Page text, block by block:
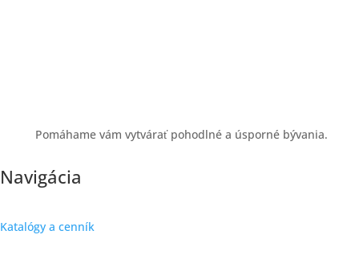
Pomáhame vám vytvárať pohodlné a úsporné bývania.
Navigácia
Katalógy a cenník